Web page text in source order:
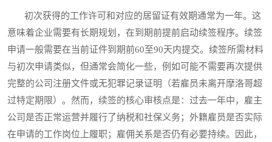
初次获得的工作许可和对应的居留证有效期通常为一年。这
意味着企业需要有长期规划，在到期前提前启动续签程序。续签
申请一般需要在当前证件到期前60至90天内提交。续签所需材料
与初次申请类似，但通常会简化一些，例如可能不需要再次提供
完整的公司注册文件或无犯罪记录证明（若雇员未离开摩洛哥超
过特定期限）。然而，续签的核心审核点是：过去一年中，雇主
公司是否正常运营并履行了纳税和社保义务；外籍雇员是否实际
在申请的工作岗位上履职；雇佣关系是否仍有必要持续。因此，